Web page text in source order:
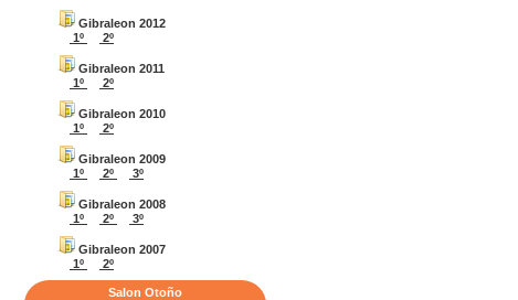
Gibraleon 2012
1º
2º
Gibraleon 2011
1º
2º
Gibraleon 2010
1º
2º
Gibraleon 2009
1º
2º 3º
Gibraleon 2008
1º
2º 3º
Gibraleon 2007
1º
2º
Salon Otoño